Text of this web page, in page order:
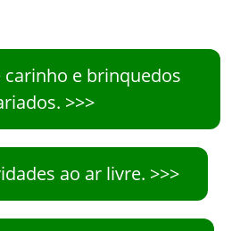
e brinquedos
>>>
ao ar livre. >>>